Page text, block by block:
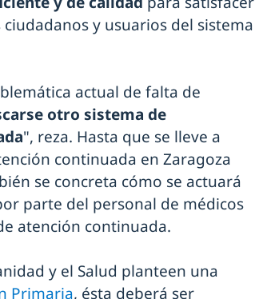
y usuarios del sistema
actual de falta de
otro sistema de
", reza. Hasta que se lleve a
continuada en Zaragoza
se concreta cómo se actuará
parte del personal de médicos
atención continuada.
y el Salud planteen una
Primaria, ésta deberá ser